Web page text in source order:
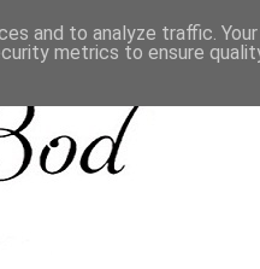
and to analyze traffic.
metrics to ensure